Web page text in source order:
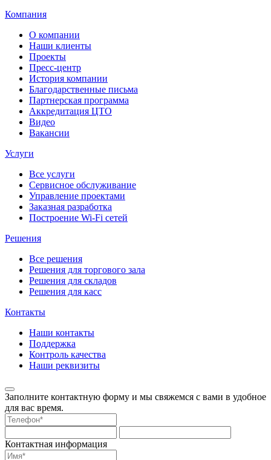
Компания
О компании
Наши клиенты
Проекты
Пресс-центр
История компании
Благодарственные письма
Партнерская программа
Аккредитация ЦТО
Видео
Вакансии
Услуги
Все услуги
Сервисное обслуживание
Управление проектами
Заказная разработка
Построение Wi-Fi сетей
Решения
Все решения
Решения для торгового зала
Решения для складов
Решения для касс
Контакты
Наши контакты
Поддержка
Контроль качества
Наши реквизиты
Заполните контактную форму и мы свяжемся с вами в удобное
для вас время.
Контактная информация